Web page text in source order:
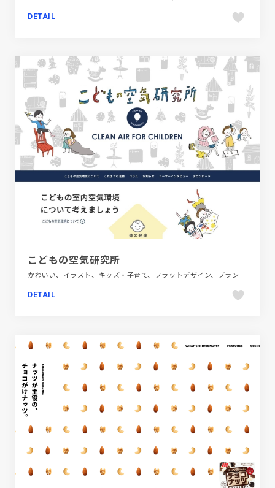
DETAIL
こどもの空気研究所
かわいい、イラスト、キッズ・子育て、フラットデザイン、ブランド・サービスサイト、ブルー系、ポップ、メディアサイト、医療・ヘルスケア
DETAIL